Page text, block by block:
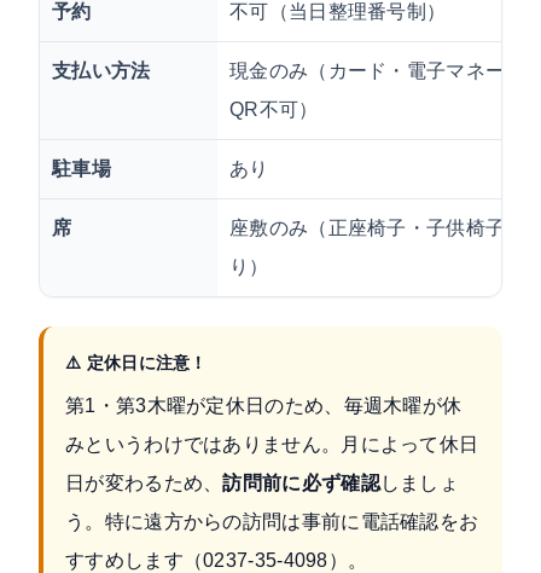
予約 不可（当日整理番号制）
支払い方法
現金のみ（カード・電子マネー・
QR不可）
駐車場 あり
席
座敷のみ（正座椅子・子供椅子あ
り）
⚠️ 定休日に注意！
第1・第3木曜が定休日のため、毎週木曜が休
みというわけではありません。月によって休日
日が変わるため、訪問前に必ず確認しましょ
う。特に遠方からの訪問は事前に電話確認をお
すすめします（0237-35-4098）。